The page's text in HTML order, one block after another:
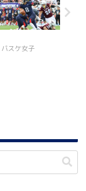
バスケ女子